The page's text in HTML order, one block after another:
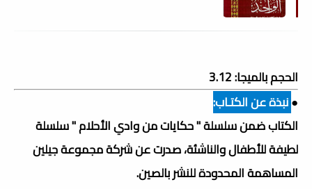
الحجم بالميجا: 3.12
●نبذة عن الكتـاب:
الكتاب ضمن سلسلة " حكايات من وادي الأحلام " سلسلة
لطيفة للأطفال والناشئة، صدرت عن شركة مجموعة جيلين
المساهمة المحدودة للنشر بالصين.